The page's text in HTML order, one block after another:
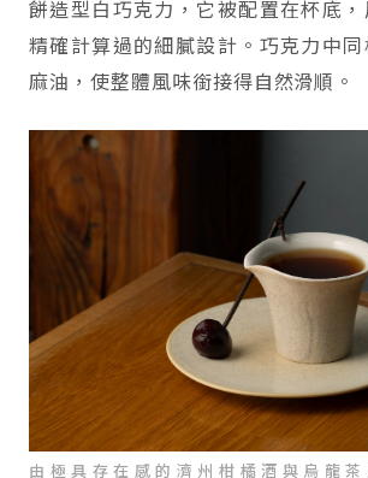
餅造型白巧克力，它被配置在杯底
精確計算過的細膩設計。巧克力中同
麻油，使整體風味銜接得自然滑順。
由極具存在感的濟州柑橘酒與烏龍茶